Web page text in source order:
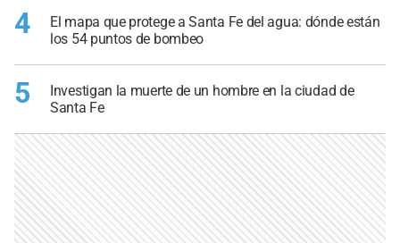
4
El mapa que protege a Santa Fe del agua: dónde están
los 54 puntos de bombeo
5
Investigan la muerte de un hombre en la ciudad de
Santa Fe